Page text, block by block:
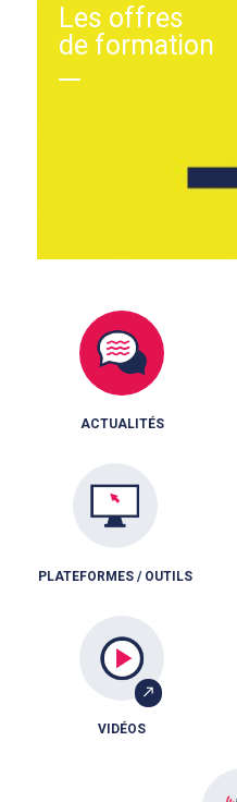
Les offres
de formation
ACTUALITÉS
PLATEFORMES / OUTILS
VIDÉOS